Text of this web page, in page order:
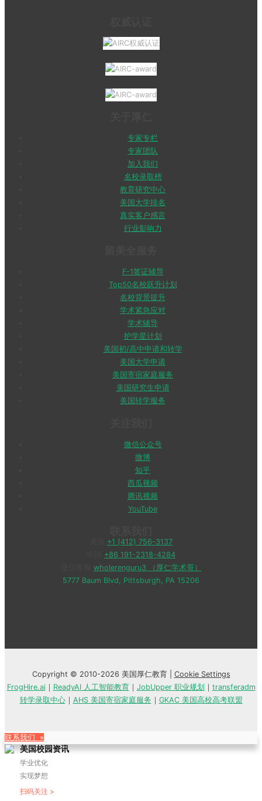
专家专栏
专家团队
加入我们
名校录取榜
教育研究中心
美国大学排名
真实客户感言
行业影响力
F-1签证辅导
Top50名校跃升计划
名校背景提升
学术紧急应对
学术辅导
护学星计划
美国初/高中申请和转学
美国大学申请
美国寄宿家庭服务
美国研究生申请
美国转学服务
微信公众号
微博
知乎
西瓜视频
腾讯视频
YouTube
+1 (412) 756-3137
+86 191-2318-4284
wholerenguru3 （厚仁学术哥）
5777 Baum Blvd, Pittsburgh, PA 15206
Copyright © 2010-2026 美国厚仁教育 | Cookie Settings
FrogHire.ai｜ ReadyAI 人工智能教育｜ JobUpper 职业规划 ｜ transferadm
转学录取中心｜ AHS 美国寄宿家庭服务 ｜ GKAC 美国高校高考联盟
联系我们 »
美国校园资讯
学业优化
实现梦想
扫码关注 >